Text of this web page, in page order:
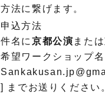
方法に繋げます。
申込方法
件名に京都公演 または
希望ワークショップ
] までお送りください